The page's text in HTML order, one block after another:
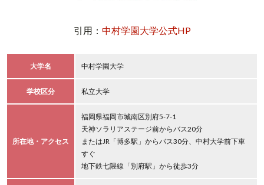
引用： 中村学園大学公式HP
大学名 中村学園大学
学校区分 私立大学
所在地・アクセス
福岡県福岡市城南区別府5-7-1
天神ソラリアステージ前からバス20分
またはJR「博多駅」からバス30分、中村大学前下車
すぐ
地下鉄七隈線「別府駅」から徒歩3分